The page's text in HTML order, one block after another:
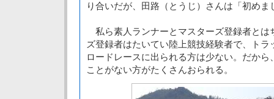
り合いだが、田路（とうじ）さんは「初めま
私ら素人ランナーとマスターズ登録者とは
ズ登録者はたいてい陸上競技経験者で、ト
ロードレースに出られる方は少ない。だか
ことがない方がたくさんおられる。